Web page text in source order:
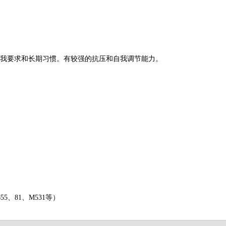
求和长期习惯。有较强的抗压和自我调节能力。
、81、M531等）